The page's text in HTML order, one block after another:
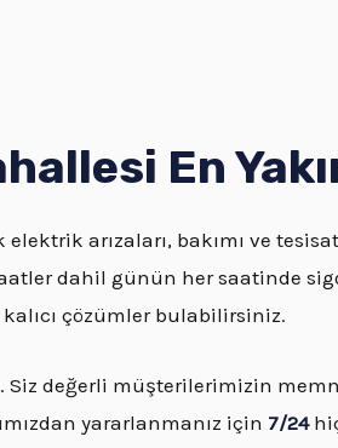
En
elektrik arızaları, bakımı ve
dahil günün her saatinde
çözümler bulabilirsiniz.
değerli müşterilerimizin
yararlanmanız için 7/24